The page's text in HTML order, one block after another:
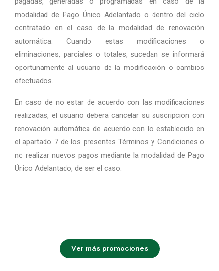
modalidad de Pago Único Adelantado o dentro del ciclo
contratado en el caso de la modalidad de renovación
automática. Cuando estas modificaciones o
eliminaciones, parciales o totales, sucedan se informará
oportunamente al usuario de la modificación o cambios
efectuados.
En caso de no estar de acuerdo con las modificaciones
realizadas, el usuario deberá cancelar su suscripción con
renovación automática de acuerdo con lo establecido en
el apartado 7 de los presentes Términos y Condiciones o
no realizar nuevos pagos mediante la modalidad de Pago
Único Adelantado, de ser el caso.
Ver más promociones